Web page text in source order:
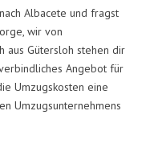
Albacete und fragst
wir von
aus Gütersloh stehen dir
Angebot für
Umzugskosten eine
Umzugsunternehmens